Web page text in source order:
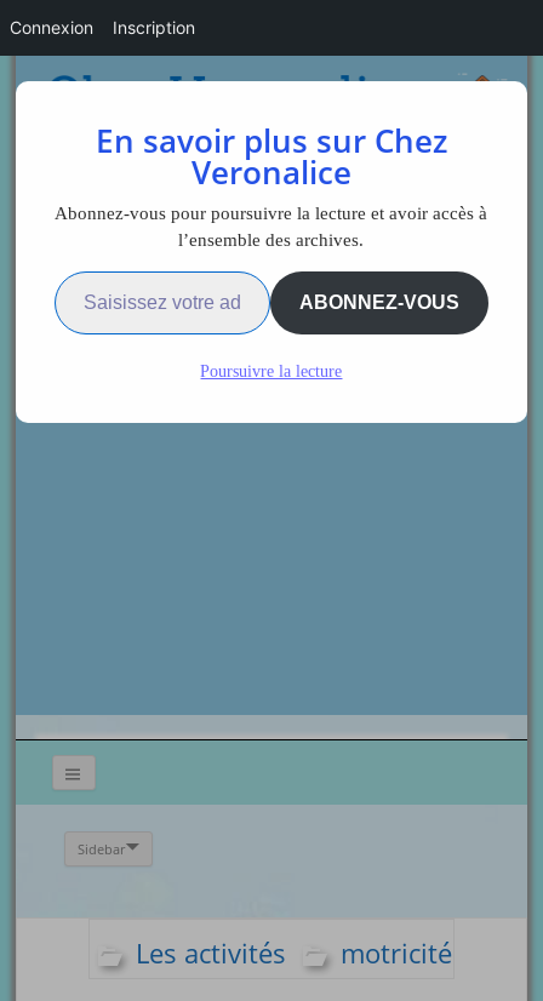
Sidebar
Les activités motricité
En savoir plus sur Chez
Veronalice
Abonnez-vous pour poursuivre la lecture et avoir accès à
l’ensemble des archives.
Saisissez votre adresse e-mail…
ABONNEZ-VOUS
Poursuivre la lecture
Connexion Inscription